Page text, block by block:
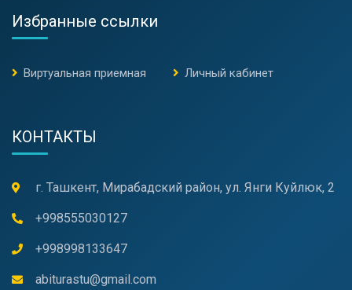
Избранные ссылки
Виртуальная приемная Личный кабинет
КОНТАКТЫ
г. Ташкент, Мирабадский район, ул. Янги Куйлюк, 2
+998555030127
+998998133647
abiturastu@gmail.com